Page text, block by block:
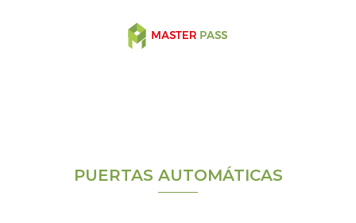
PUERTAS AUTOMÁTICAS